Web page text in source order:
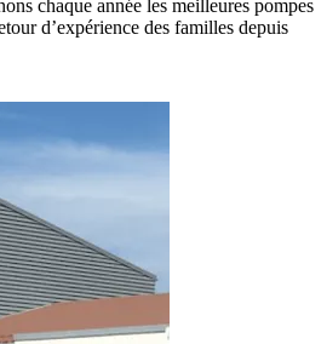
chaque année les meilleures pompes
d’expérience des familles depuis